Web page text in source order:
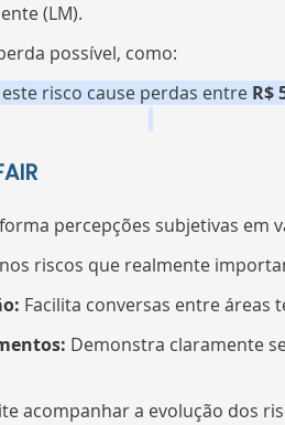
(LM).
possível, como:
risco cause perdas entre
R$
percepções subjetivas em
riscos que realmente
Facilita conversas entre áreas
Demonstra claramente
acompanhar a evolução dos